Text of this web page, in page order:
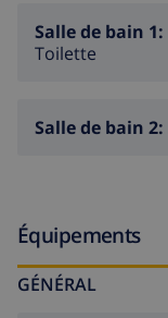
Salle de bain 1:
Toilette
Salle de bain 2:
Équipements
GÉNÉRAL